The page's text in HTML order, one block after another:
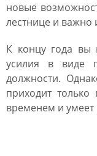
новые
лестнице и важно
К концу года вы
усилия в виде
должности.
приходит
временем и умеет